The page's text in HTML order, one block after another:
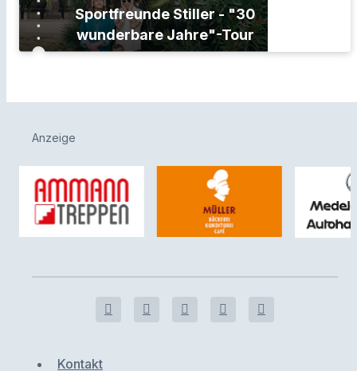
Sportfreunde Stiller - "30
wunderbare Jahre"-Tour
Anzeige
Kontakt